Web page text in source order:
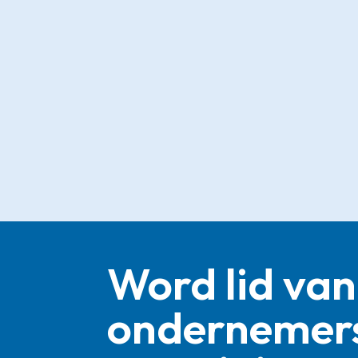
Word lid